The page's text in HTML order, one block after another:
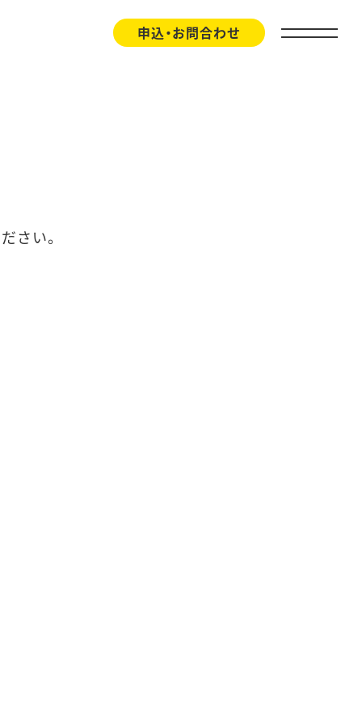
申込・お問合わせ
さい。